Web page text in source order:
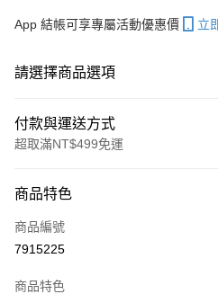
App 結帳可享專屬活動優惠價 立
請選擇商品選項
付款與運送方式
超取滿NT$499免運
信用卡一次付款
超商取貨付款
商品特色
商品編號
7915225
商品特色